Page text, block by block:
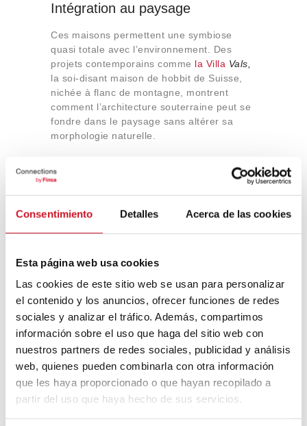
Consentimiento Detalles Acerca de las cookies
Esta página web usa cookies
Las cookies de este sitio web se usan para personalizar
el contenido y los anuncios, ofrecer funciones de redes
sociales y analizar el tráfico. Además, compartimos
información sobre el uso que haga del sitio web con
nuestros partners de redes sociales, publicidad y análisis
web, quienes pueden combinarla con otra información
que les haya proporcionado o que hayan recopilado a
partir del uso que haya hecho de sus servicios.
Intégration au paysage
Ces maisons permettent une symbiose
quasi totale avec l’environnement. Des
projets contemporains comme la Villa Vals,
la soi-disant maison de hobbit de Suisse,
nichée à flanc de montagne, montrent
comment l’architecture souterraine peut se
fondre dans le paysage sans altérer sa
morphologie naturelle.
Bâtiment passif par défaut
et de nouvelles techniques de construction
a amélioré l’habitabilité de ces maisons.
l’énergie géothermique et l’énergie solaire
l’architecture souterraine.